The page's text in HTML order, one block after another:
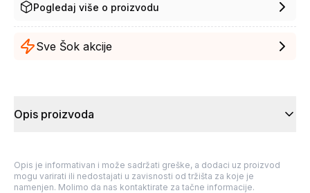
Pogledaj više o proizvodu
Sve Šok akcije
Opis proizvoda
Opis je informativan i može sadržati greške, a dodaci uz proizvod
mogu varirati ili nedostajati u zavisnosti od tržišta za koje je
namenjen. Molimo da nas kontaktirate za tačne informacije.